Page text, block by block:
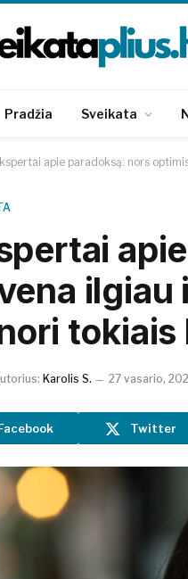
Pradžia Sveikata
apie paradoksą: nors
ilgiau
tokiais
Karolis S. 27 vasario,
Twitter